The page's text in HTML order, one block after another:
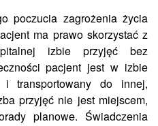
poczucia zagrożenia życia
ma prawo skorzystać z
izbie przyjęć bez
pacjent jest w izbie
i transportowany do innej,
przyjęć nie jest miejscem,
planowe. Świadczenia